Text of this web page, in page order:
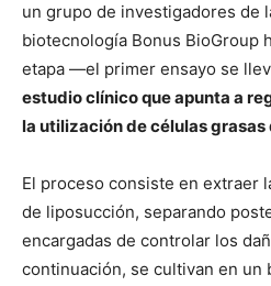
un grupo de investigadores de
biotecnología Bonus BioGroup
etapa —el primer ensayo se
estudio clínico que apunta a
la utilización de células grasas
El proceso consiste en extraer
de liposucción, separando
encargadas de controlar los
continuación, se cultivan en un